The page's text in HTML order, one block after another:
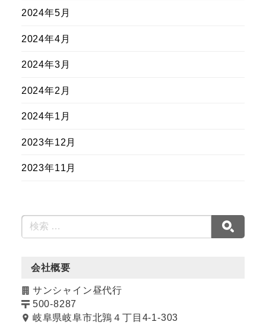
2024年5月
2024年4月
2024年3月
2024年2月
2024年1月
2023年12月
2023年11月
会社概要
サンシャイン昼代行
500-8287
岐阜県岐阜市北鶉４丁目4-1-303